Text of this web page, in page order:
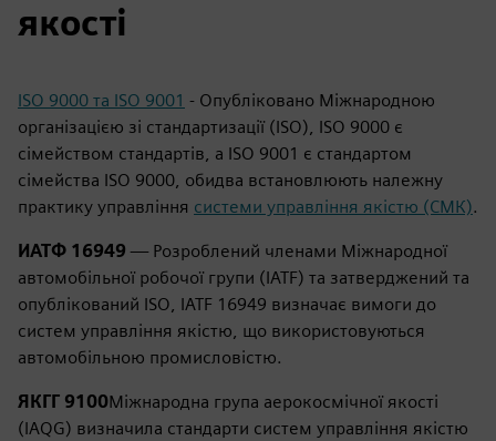
якості
ISO 9000 та ISO 9001 - Опубліковано Міжнародною
організацією зі стандартизації (ISO), ISO 9000 є
сімейством стандартів, а ISO 9001 є стандартом
сімейства ISO 9000, обидва встановлюють належну
практику управління системи управління якістю (СМК).
ИАТФ 16949 — Розроблений членами Міжнародної
автомобільної робочої групи (IATF) та затверджений та
опублікований ISO, IATF 16949 визначає вимоги до
систем управління якістю, що використовуються
автомобільною промисловістю.
ЯКГГ 9100Міжнародна група аерокосмічної якості
(IAQG) визначила стандарти систем управління якістю